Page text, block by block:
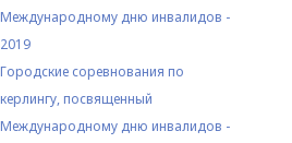
Международному дню инвалидов -
2019
Городские соревнования по
керлингу, посвященный
Международному дню инвалидов -